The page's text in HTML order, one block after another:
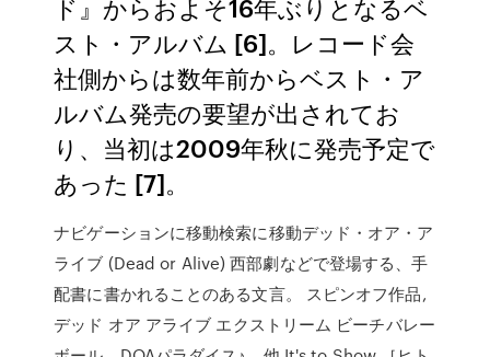
ド』からおよそ16年ぶりとなるベ
スト・アルバム [6]。レコード会
社側からは数年前からベスト・ア
ルバム発売の要望が出されてお
り、当初は2009年秋に発売予定で
あった [7]。
ナビゲーションに移動検索に移動デッド・オア・ア
ライブ (Dead or Alive) 西部劇などで登場する、手
配書に書かれることのある文言。 スピンオフ作品,
デッド オア アライブ エクストリーム ビーチバレー